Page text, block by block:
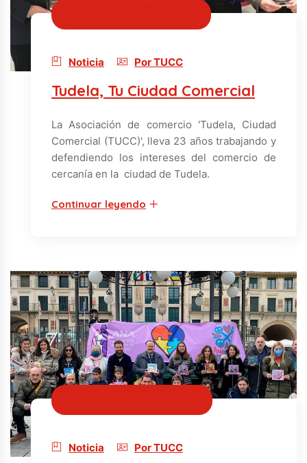
Noticia Por TUCC
Tudela, Tu Ciudad Comercial
La Asociación de comercio 'Tudela, Ciudad
Comercial (TUCC)', lleva 23 años trabajando y
defendiendo los intereses del comercio de
cercanía en la ciudad de Tudela.
Continuar leyendo
Noticia Por TUCC